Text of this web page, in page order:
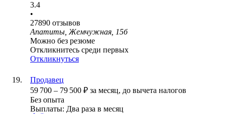
3.4
•
27890 отзывов
Апатиты, Жемчужная, 15б
Можно без резюме
Откликнитесь среди первых
Откликнуться
Продавец
59 700 – 79 500 ₽ за месяц, до вычета налогов
Без опыта
Выплаты: Два раза в месяц